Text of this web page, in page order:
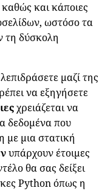
και κάποιες
ωστόσο τα
τη δύσκολη
μαζί της
να εξηγήσετε
χρειάζεται να
δεδομένα που
με μια στατική
υπάρχουν έτοιμες
θα σας δείξει
Python όπως η